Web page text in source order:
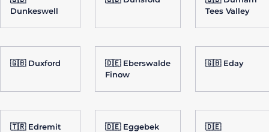
Dunkeswell
Tees Valley
🇬🇧 Duxford
🇩🇪 Eberswalde
Finow
🇬🇧 Eday
🇹🇷 Edremit 🇩🇪 Eggebek
🇩🇪